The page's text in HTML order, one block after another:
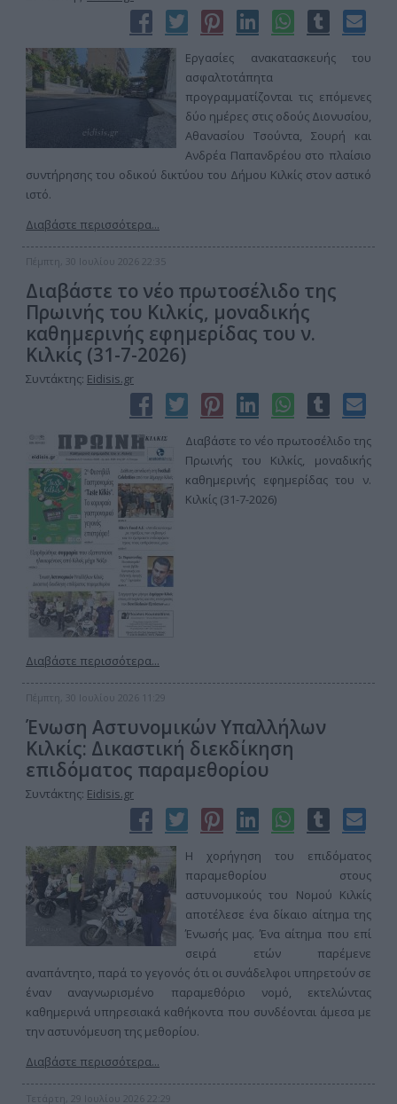
Εργασίες ανακατασκευής του
ασφαλτοτάπητα
προγραμματίζονται τις επόμενες
δύο ημέρες στις οδούς Διονυσίου,
Αθανασίου Τσούντα, Σουρή και
Ανδρέα Παπανδρέου στο πλαίσιο
συντήρησης του οδικού δικτύου του Δήμου Κιλκίς στον αστικό
ιστό.
Διαβάστε περισσότερα...
Πέμπτη, 30 Ιουλίου 2026 22:35
Διαβάστε το νέο πρωτοσέλιδο της
Πρωινής του Κιλκίς, μοναδικής
καθημερινής εφημερίδας του ν.
Κιλκίς (31-7-2026)
Συντάκτης: Eidisis.gr
Διαβάστε το νέο πρωτοσέλιδο της
Πρωινής του Κιλκίς, μοναδικής
καθημερινής εφημερίδας του ν.
Κιλκίς (31-7-2026)
Διαβάστε περισσότερα...
Πέμπτη, 30 Ιουλίου 2026 11:29
Ένωση Αστυνομικών Υπαλλήλων
Κιλκίς: Δικαστική διεκδίκηση
επιδόματος παραμεθορίου
Συντάκτης: Eidisis.gr
Η χορήγηση του επιδόματος
παραμεθορίου στους
αστυνομικούς του Νομού Κιλκίς
αποτέλεσε ένα δίκαιο αίτημα της
Ένωσής μας. Ένα αίτημα που επί
σειρά ετών παρέμενε
αναπάντητο, παρά το γεγονός ότι οι συνάδελφοι υπηρετούν σε
έναν αναγνωρισμένο παραμεθόριο νομό, εκτελώντας
καθημερινά υπηρεσιακά καθήκοντα που συνδέονται άμεσα με
την αστυνόμευση της μεθορίου.
Διαβάστε περισσότερα...
Τετάρτη, 29 Ιουλίου 2026 22:29